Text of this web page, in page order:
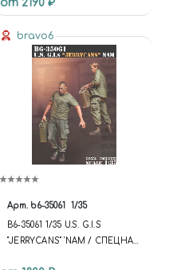
от 2190 ₽
bravo6
Арт. b6-35061 1/35
B6-35061 1/35 U.S. G.I.S
"JERRYCANS" 'NAM / СПЕЦНАЗ